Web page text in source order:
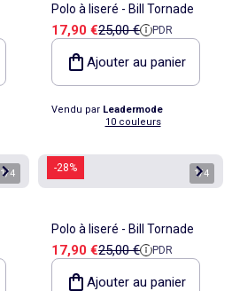
Polo à liseré - Bill Tornade
Prix de vente
17,90 €Prix de référence
25,00 € PDR
Ajouter au panier
Vendu par Leadermode
10 couleurs
1/4 -28% 1/4
Polo à liseré - Bill Tornade
Prix de vente
17,90 €Prix de référence
25,00 € PDR
Ajouter au panier